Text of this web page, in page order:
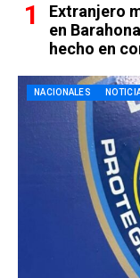
Extranjero
en
hecho en
NACIONALES